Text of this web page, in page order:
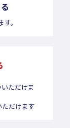
。
ただけま
だけます